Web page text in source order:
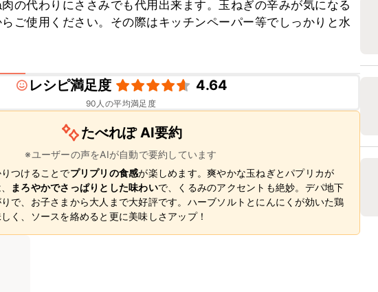
の代わりにささみでも代用出来ます。玉ねぎの辛みが気になる
ご使用ください。その際はキッチンペーパー等でしっかりと水
レシピ満足度
4.64
90 人の平均満足度
たべれぽ AI要約
※ユーザーの声をAIが自動で要約しています
つけることでプリプリの食感が楽しめます。爽やかな玉ねぎとパプリカが
まろやかでさっぱりとした味わいで、くるみのアクセントも絶妙。デパ地下
で、お子さまから大人まで大好評です。ハーブソルトとにんにくが効いた鶏
く、ソースを絡めると更に美味しさアップ！